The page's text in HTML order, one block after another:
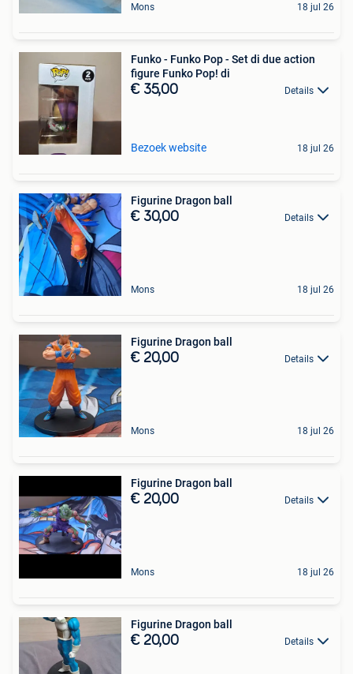
Mons 18 jul 26
Funko - Funko Pop - Set di due action
figure Funko Pop! di
€ 35,00 Details
Bezoek website 18 jul 26
Figurine Dragon ball
€ 30,00 Details
Mons 18 jul 26
Figurine Dragon ball
€ 20,00 Details
Mons 18 jul 26
Figurine Dragon ball
€ 20,00 Details
Mons 18 jul 26
Figurine Dragon ball
€ 20,00 Details